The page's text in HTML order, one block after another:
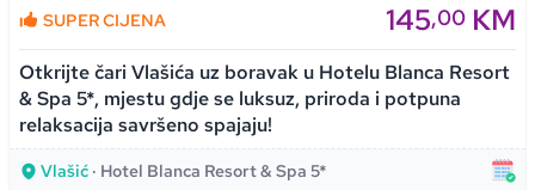
SUPER CIJENA 145,00 KM
Otkrijte čari Vlašića uz boravak u Hotelu Blanca Resort
& Spa 5*, mjestu gdje se luksuz, priroda i potpuna
relaksacija savršeno spajaju!
Vlašić · Hotel Blanca Resort & Spa 5*